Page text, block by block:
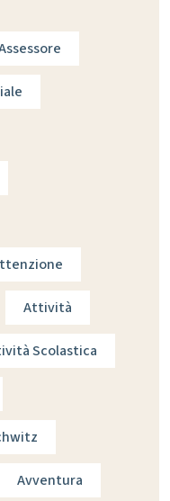
Attività
Scolastica
Avventura